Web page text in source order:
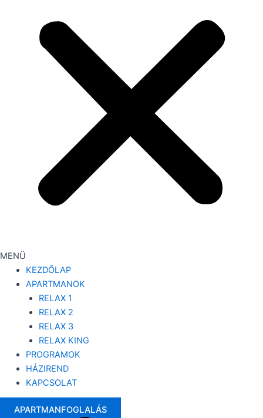
MENÜ
KEZDŐLAP
APARTMANOK
RELAX 1
RELAX 2
RELAX 3
RELAX KING
PROGRAMOK
HÁZIREND
KAPCSOLAT
APARTMANFOGLALÁS